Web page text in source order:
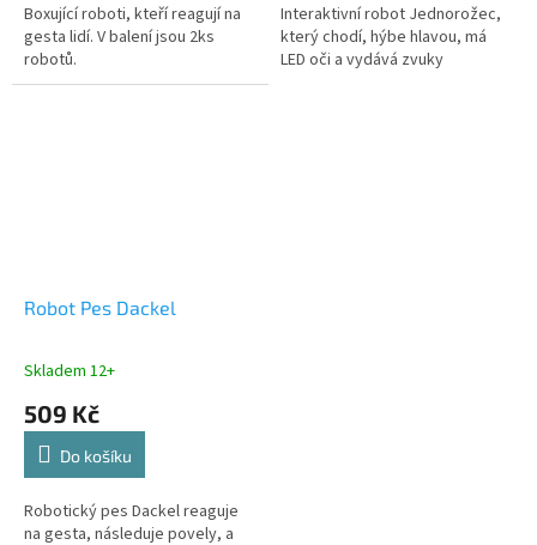
Boxující roboti, kteří reagují na
gesta lidí. V balení jsou 2ks
robotů.
Interaktivní robot Jednorožec,
který chodí, hýbe hlavou, má
LED oči a vydává zvuky
Robot Pes Dackel
Skladem 12+
509 Kč
Do košíku
Robotický pes Dackel reaguje
na gesta, následuje povely, a